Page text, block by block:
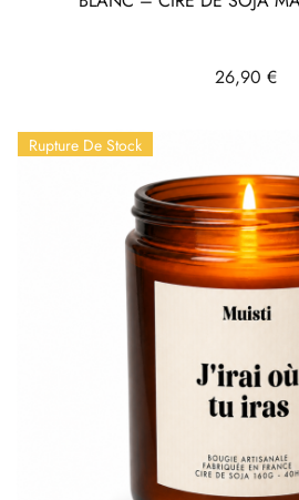
Prix
26,90 €
Rupture De Stock